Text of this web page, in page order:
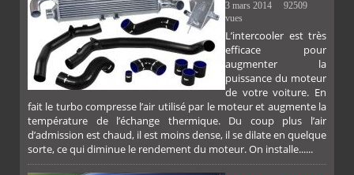
3 mars 2014
92509
vues
L’intercooler est très
efficace pour
augmenter la
puissance du moteur
de votre voiture. En
fait le turbo compresse l’air utilisé par le moteur et augmente la
température de l’échange thermique. Du coup plus l’air
d’admission est chaud, il est moins dense, il se dilate en quelque
sorte, ce qui diminue le rendement du moteur. On installe......